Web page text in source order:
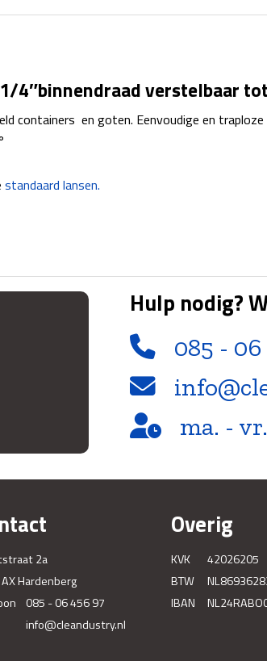
4″binnendraad verstelbaar
containers en goten. Eenvoudige en
standaard lansen.
Hulp nodig?
085 -
ma. -
2a
Hardenberg
085 - 06 456 97
info@cleandustry.nl
Overig
KVK
42026205
BTW
IBAN